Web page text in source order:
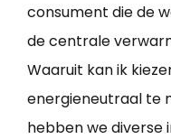
consument die de
de centrale
Waaruit kan ik
energieneutraal te
hebben we diverse